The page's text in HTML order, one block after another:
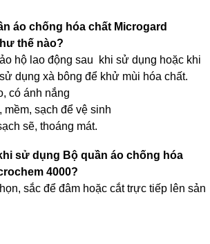
áo chống hóa chất Microgard
thế nào?
hộ lao động sau khi sử dụng hoặc khi
dụng xà bông để khử mùi hóa chất.
có ánh nắng
mềm, sạch để vệ sinh
sẽ, thoáng mát.
sử dụng Bộ quần áo chống hóa
4000?
sắc để đâm hoặc cắt trực tiếp lên sản